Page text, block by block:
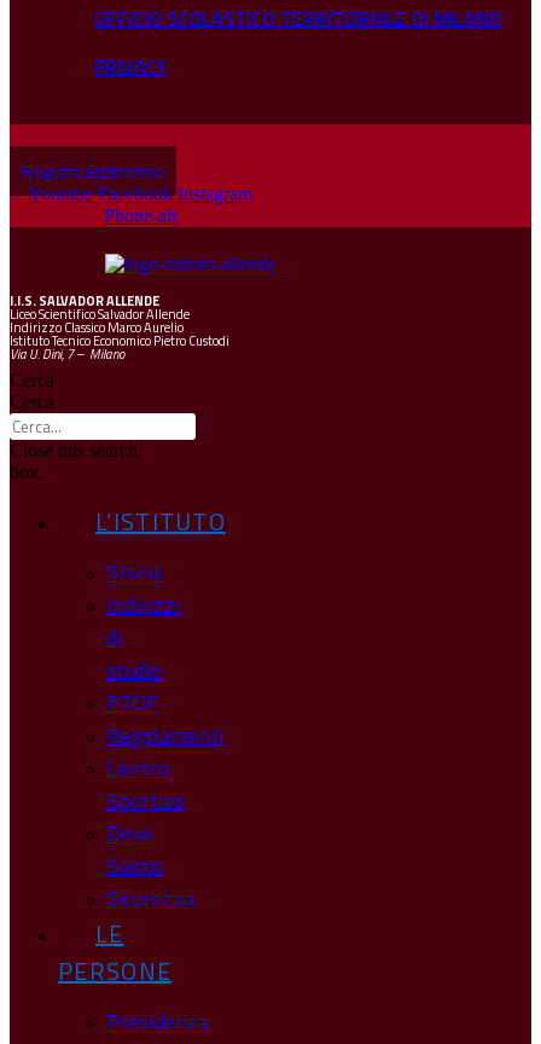
UFFICIO SCOLASTICO TERRITORIALE DI MILANO
PRIVACY
Registro Elettronico
Youtube Facebook Instagram
Phone-alt
I.I.S.SALVADOR ALLENDE
Liceo Scientifico Salvador Allende
Indirizzo Classico Marco Aurelio
Istituto Tecnico Economico Pietro Custodi
Via U. Dini, 7 – Milano
Cerca
Cerca
Close this search
box.
L’ISTITUTO
Storia
Indirizzi
di
studio
PTOF
Regolamenti
Centro
Sportivo
Dove
Siamo
Sicurezza
LE
PERSONE
Presidenza